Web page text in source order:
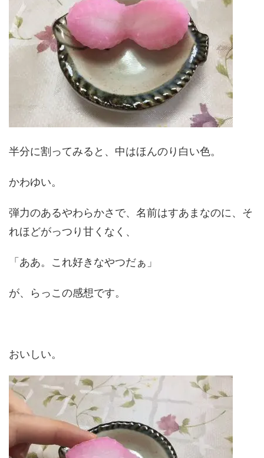
半分に割ってみると、中はほんのり白い色。
かわゆい。
弾力のあるやわらかさで、名前はすあまなのに、そ
れほどがっつり甘くなく、
「ああ。これ好きなやつだぁ」
が、らっこの感想です。
おいしい。